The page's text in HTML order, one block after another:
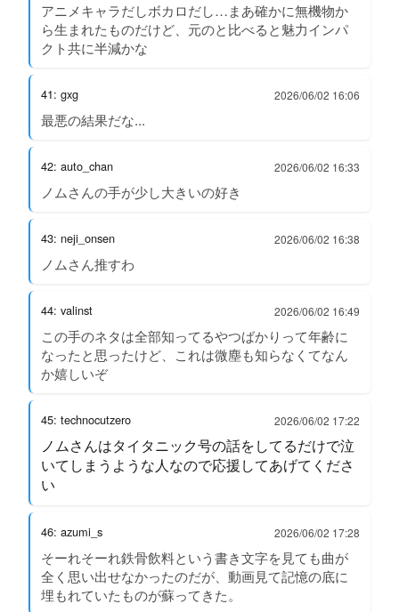
アニメキャラだしボカロだし…まあ確かに無機物か
ら生まれたものだけど、元のと比べると魅力インパ
クト共に半減かな
41: gxg 2026/06/02 16:06
最悪の結果だな...
42: auto_chan 2026/06/02 16:33
ノムさんの手が少し大きいの好き
43: neji_onsen 2026/06/02 16:38
ノムさん推すわ
44: valinst 2026/06/02 16:49
この手のネタは全部知ってるやつばかりって年齢に
なったと思ったけど、これは微塵も知らなくてなん
か嬉しいぞ
45: technocutzero 2026/06/02 17:22
ノムさんはタイタニック号の話をしてるだけで泣
いてしまうような人なので応援してあげてくださ
い
46: azumi_s 2026/06/02 17:28
そーれそーれ鉄骨飲料という書き文字を見ても曲が
全く思い出せなかったのだが、動画見て記憶の底に
埋もれていたものが蘇ってきた。